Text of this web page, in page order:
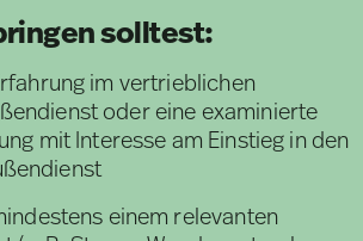
solltest:
im vertrieblichen
oder eine examinierte
mit Interesse am Einstieg in den
einem relevanten